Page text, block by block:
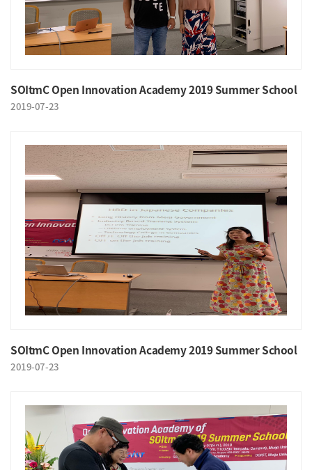
SOItmC Open Innovation Academy 2019 Summer School
2019-07-23
SOItmC Open Innovation Academy 2019 Summer School
2019-07-23